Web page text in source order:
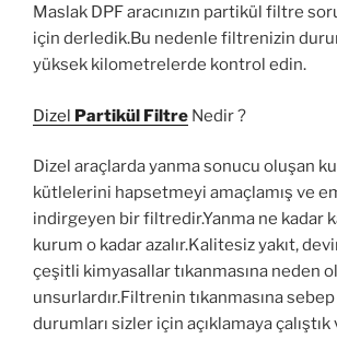
Maslak DPF aracınızın partikül filtre
için derledik.Bu nedenle filtrenizin
yüksek kilometrelerde kontrol edin.
Dizel Partikül Filtre Nedir ?
Dizel araçlarda yanma sonucu oluşan
kütlelerini hapsetmeyi amaçlamış ve
indirgeyen bir filtredir.Yanma ne kadar
kurum o kadar azalır.Kalitesiz yakıt,
çeşitli kimyasallar tıkanmasına neden
unsurlardır.Filtrenin tıkanmasına
durumları sizler için açıklamaya çalıştık